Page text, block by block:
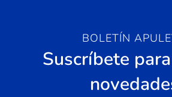
BOLETÍN
Suscríbete